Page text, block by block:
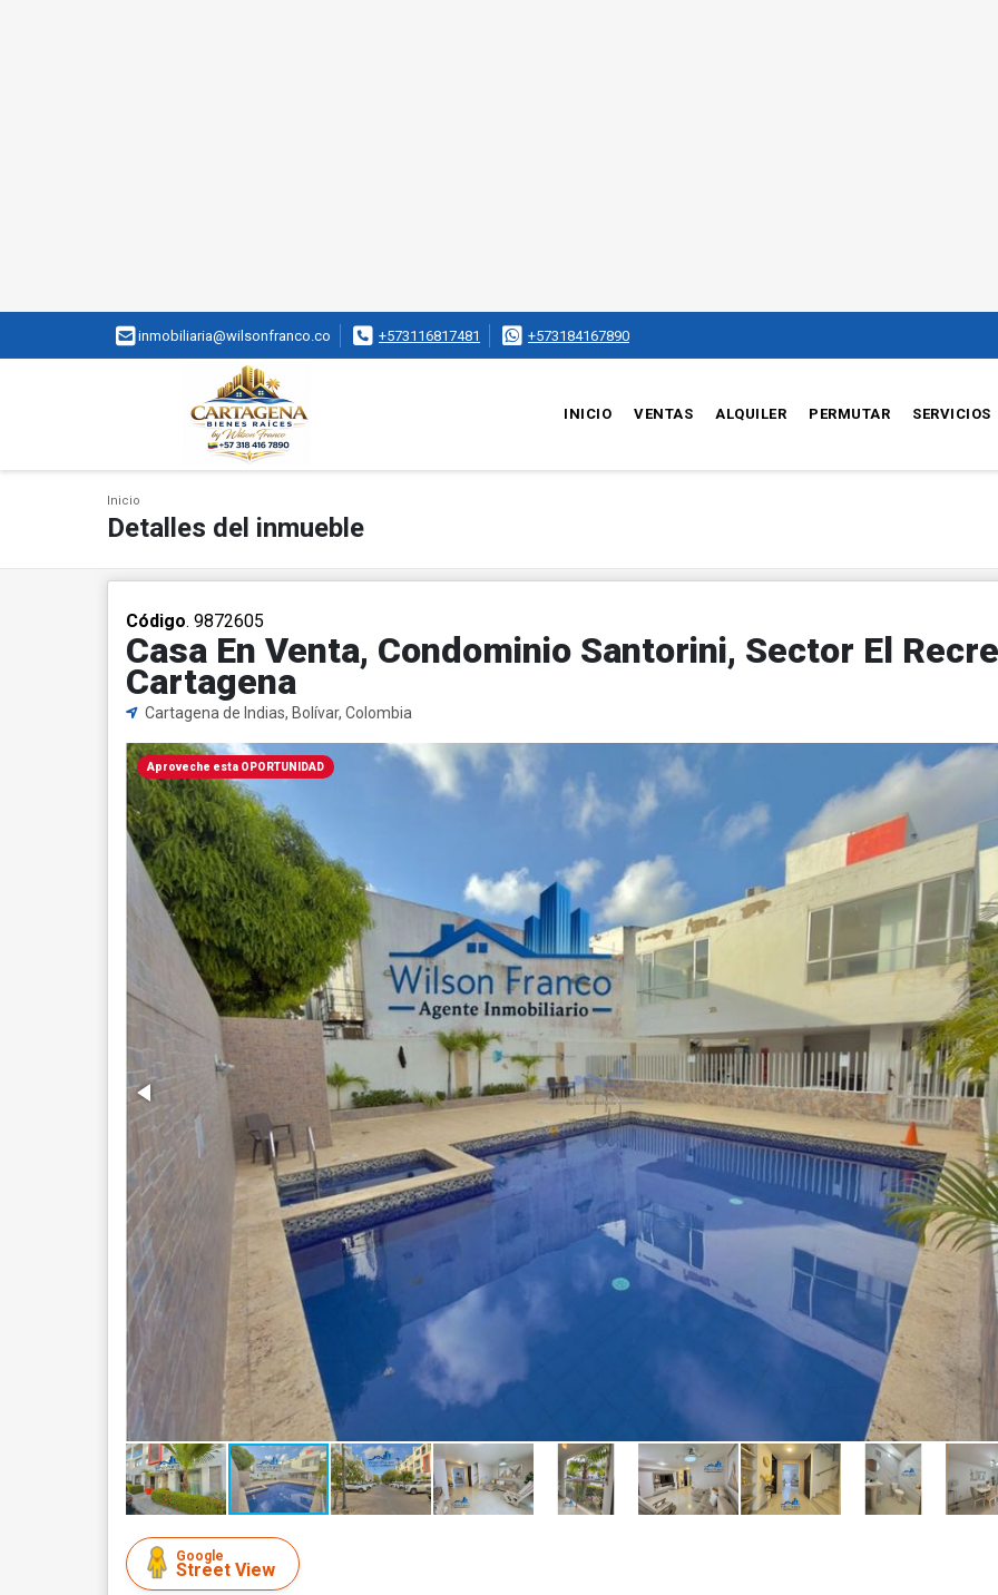
inmobiliaria@wilsonfranco.co +573116817481 +573184167890
INICIO VENTAS ALQUILER PERMUTAR SERVICIOS
Inicio
Detalles del inmueble
Código. 9872605
Casa En Venta, Condominio Santorini, Sector El
Cartagena
Cartagena de Indias, Bolívar, Colombia
Aproveche esta OPORTUNIDAD
Google
Street View